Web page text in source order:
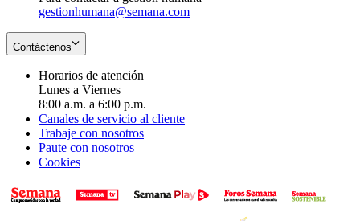
gestionhumana@semana.com
Contáctenos
Horarios de atención
Lunes a Viernes
8:00 a.m. a 6:00 p.m.
Canales de servicio al cliente
Trabaje con nosotros
Paute con nosotros
Cookies